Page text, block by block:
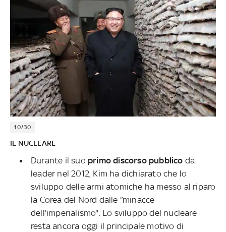
10/30
IL NUCLEARE
Durante il suo primo discorso pubblico da
leader nel 2012, Kim ha dichiarato che lo
sviluppo delle armi atomiche ha messo al riparo
la Corea del Nord dalle “minacce
dell'imperialismo". Lo sviluppo del nucleare
resta ancora oggi il principale motivo di